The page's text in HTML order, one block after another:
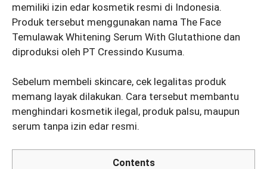
memiliki izin edar kosmetik resmi di Indonesia.
Produk tersebut menggunakan nama The Face
Temulawak Whitening Serum With Glutathione dan
diproduksi oleh PT Cressindo Kusuma.
Sebelum membeli skincare, cek legalitas produk
memang layak dilakukan. Cara tersebut membantu
menghindari kosmetik ilegal, produk palsu, maupun
serum tanpa izin edar resmi.
Contents